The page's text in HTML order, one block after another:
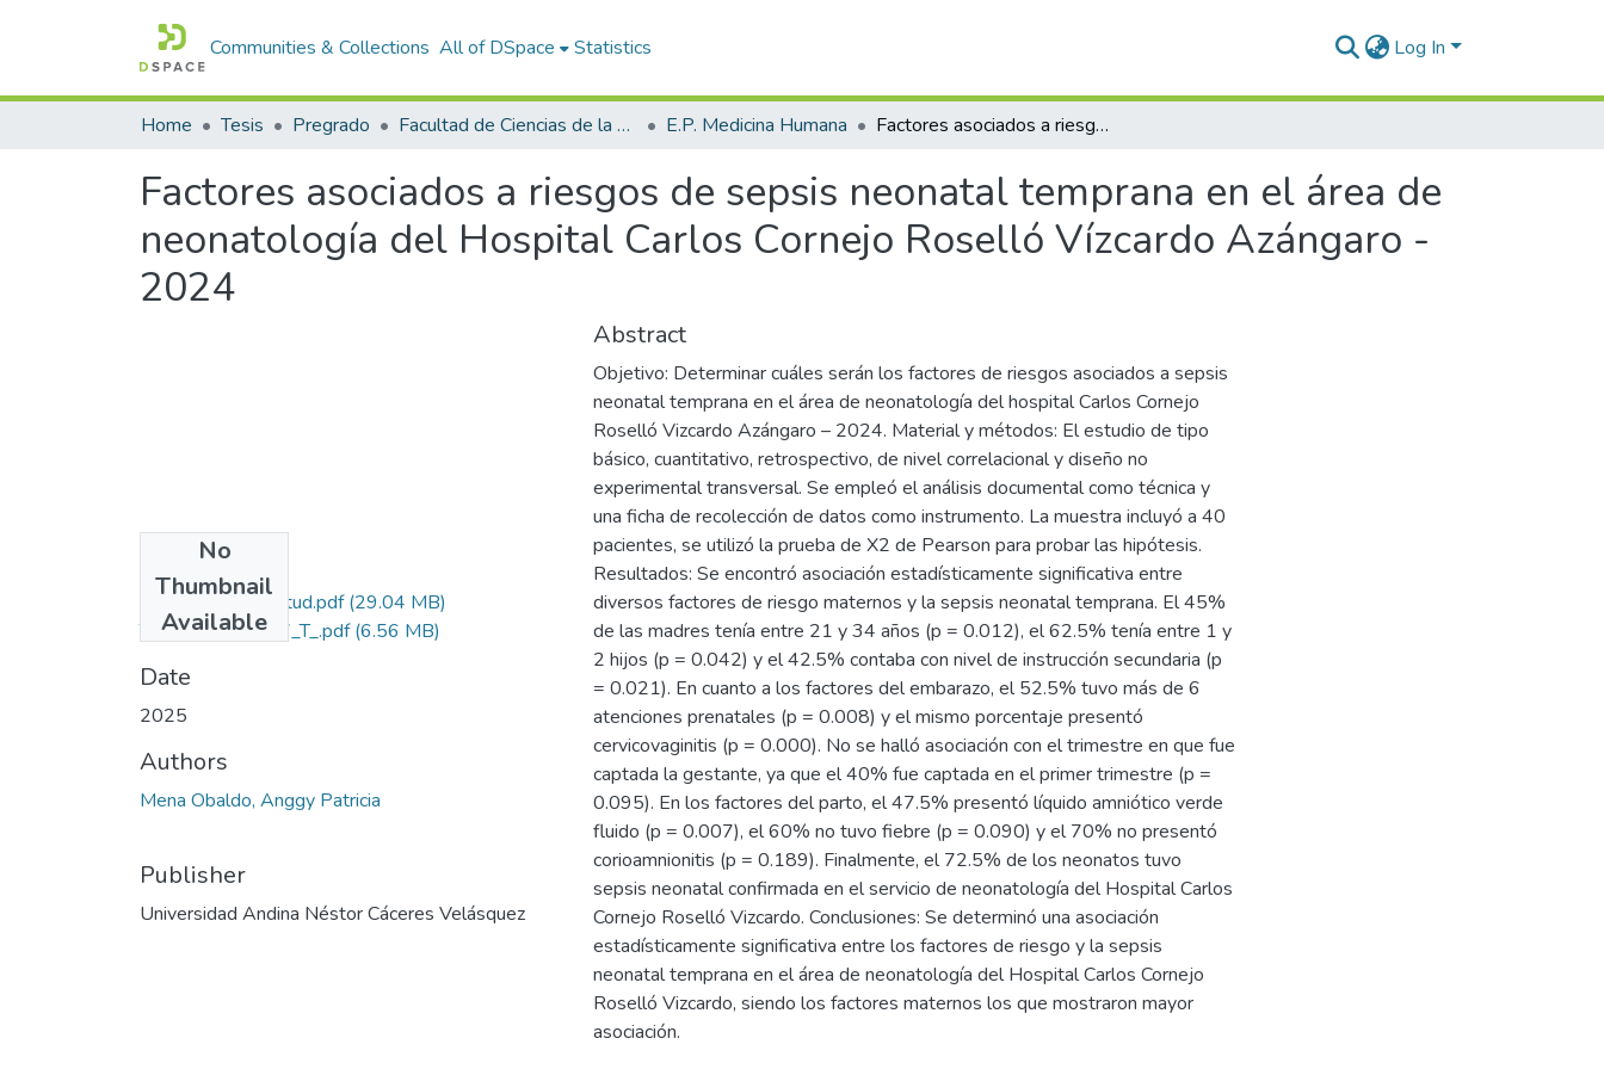
Communities & Collections All of DSpace Statistics Log In
Home Tesis Pregrado Facultad de Ciencias de la Salud E.P. Medicina Humana Factores asociados a riesgos de sepsis neonatal temprana en el área de neonatología del Hospital Carlos Cornejo Roselló Vízcardo Azángaro - 2024
Factores asociados a riesgos de sepsis neonatal temprana en el área de
neonatología del Hospital Carlos Cornejo Roselló Vízcardo Azángaro -
2024
No
Thumbnail
Available
Grado de Similitud.pdf(29.04 MB)
T036_70189337_T_.pdf(6.56 MB)
Date
2025
Authors
Mena Obaldo, Anggy Patricia
Publisher
Universidad Andina Néstor Cáceres Velásquez
Abstract
Objetivo: Determinar cuáles serán los factores de riesgos asociados a sepsis
neonatal temprana en el área de neonatología del hospital Carlos Cornejo
Roselló Vizcardo Azángaro – 2024. Material y métodos: El estudio de tipo
básico, cuantitativo, retrospectivo, de nivel correlacional y diseño no
experimental transversal. Se empleó el análisis documental como técnica y
una ficha de recolección de datos como instrumento. La muestra incluyó a 40
pacientes, se utilizó la prueba de X2 de Pearson para probar las hipótesis.
Resultados: Se encontró asociación estadísticamente significativa entre
diversos factores de riesgo maternos y la sepsis neonatal temprana. El 45%
de las madres tenía entre 21 y 34 años (p = 0.012), el 62.5% tenía entre 1 y
2 hijos (p = 0.042) y el 42.5% contaba con nivel de instrucción secundaria (p
= 0.021). En cuanto a los factores del embarazo, el 52.5% tuvo más de 6
atenciones prenatales (p = 0.008) y el mismo porcentaje presentó
cervicovaginitis (p = 0.000). No se halló asociación con el trimestre en que fue
captada la gestante, ya que el 40% fue captada en el primer trimestre (p =
0.095). En los factores del parto, el 47.5% presentó líquido amniótico verde
fluido (p = 0.007), el 60% no tuvo fiebre (p = 0.090) y el 70% no presentó
corioamnionitis (p = 0.189). Finalmente, el 72.5% de los neonatos tuvo
sepsis neonatal confirmada en el servicio de neonatología del Hospital Carlos
Cornejo Roselló Vizcardo. Conclusiones: Se determinó una asociación
estadísticamente significativa entre los factores de riesgo y la sepsis
neonatal temprana en el área de neonatología del Hospital Carlos Cornejo
Roselló Vizcardo, siendo los factores maternos los que mostraron mayor
asociación.